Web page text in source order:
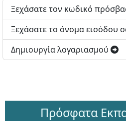
Ξεχάσατε τον κωδικό
Ξεχάσατε το όνομα εισόδου
Δημιουργία λογαριασμού
Πρόσφατα